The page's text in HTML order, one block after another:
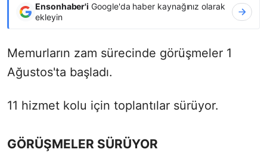
Ensonhaber'i Google'da haber kaynağınız olarak
ekleyin
Memurların zam sürecinde görüşmeler 1
Ağustos'ta başladı.
11 hizmet kolu için toplantılar sürüyor.
GÖRÜŞMELER SÜRÜYOR